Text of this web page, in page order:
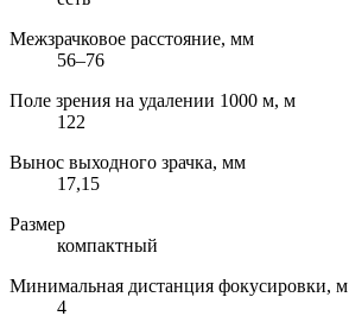
Межзрачковое расстояние, мм
56–76
Поле зрения на удалении 1000 м, м
122
Вынос выходного зрачка, мм
17,15
Размер
компактный
Минимальная дистанция фокусировки, м
4